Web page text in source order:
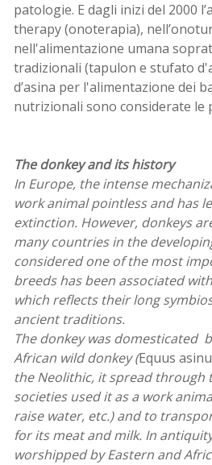
patologie. E dagli inizi del 2000
therapy (onoterapia),
nell'alimentazione umana
tradizionali (tapulon e stufato
d’asina per l'alimentazione dei
nutrizionali sono considerate le
The donkey and its history
In Europe, the intense
work animal pointless and has
extinction. However, donkeys
many countries in the
considered one of the most
breeds has been associated
which reflects their long
ancient traditions.
The donkey was domesticated
African wild donkey (Equus
the Neolithic, it spread through
societies used it as a work
raise water, etc.) and to
for its meat and milk. In
worshipped by Eastern and